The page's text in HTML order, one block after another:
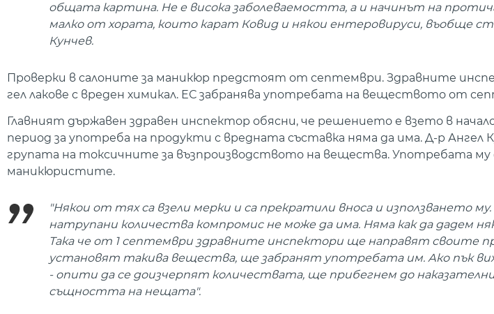
общата картина. Не е висока заболеваемостта, а и начинът на
малко от хората, които карат Ковид и някои ентеровируси, въобще
Кунчев.
Проверки в салоните за маникюр предстоят от септември. Здравните
гел лакове с вреден химикал. ЕС забранява употребата на веществото от
Главният държавен здравен инспектор обясни, че решението е взето в
период за употреба на продукти с вредната съставка няма да има. Д-р Ангел
групата на токсичните за възпроизводството на вещества. Употребата му
маникюристите.
"Някои от тях са взели мерки и са прекратили вноса и използването
натрупани количества компромис не може да има. Няма как да дадем
Така че от 1 септември здравните инспектори ще направят своите
установят такива вещества, ще забранят употребата им. Ако пък
- опити да се доизчерпят количествата, ще прибегнем до
същността на нещата".